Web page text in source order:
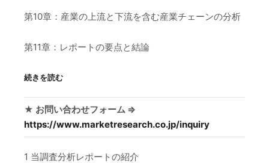
第10章：産業の上流と下流を含む産業チェーンの分析
第11章：レポートの要点と結論
続きを読む
★ お問い合わせフォーム ⇒
https://www.marketresearch.co.jp/inquiry
1 当調査分析レポートの紹介